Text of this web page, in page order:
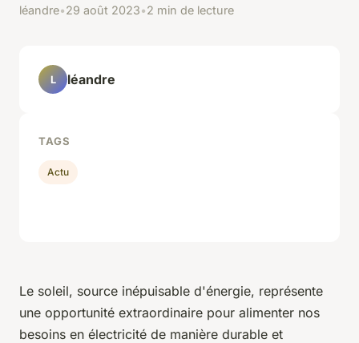
léandre•29 août 2023•2 min de lecture
Le soleil, source inépuisable d'énergie, représente
une opportunité extraordinaire pour alimenter nos
besoins en électricité de manière durable et
L léandre
TAGS
Actu